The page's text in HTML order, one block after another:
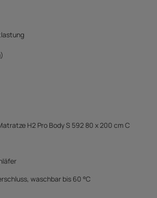
H2 Pro Body S 592 80 x 200 cm C
waschbar bis 60 °C